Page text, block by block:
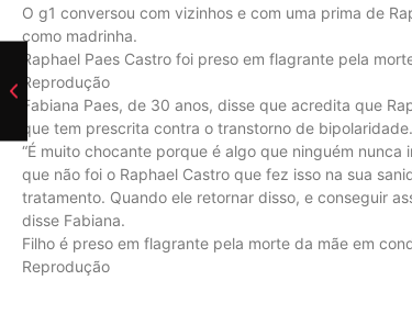
O g1 conversou com vizinhos e com uma prima de
como madrinha.
Raphael Paes Castro foi preso em flagrante pela
Reprodução
Fabiana Paes, de 30 anos, disse que acredita que
que tem prescrita contra o transtorno de
“É muito chocante porque é algo que ninguém
que não foi o Raphael Castro que fez isso na sua
tratamento. Quando ele retornar disso, e conseguir
disse Fabiana.
Filho é preso em flagrante pela morte da mãe em
Reprodução